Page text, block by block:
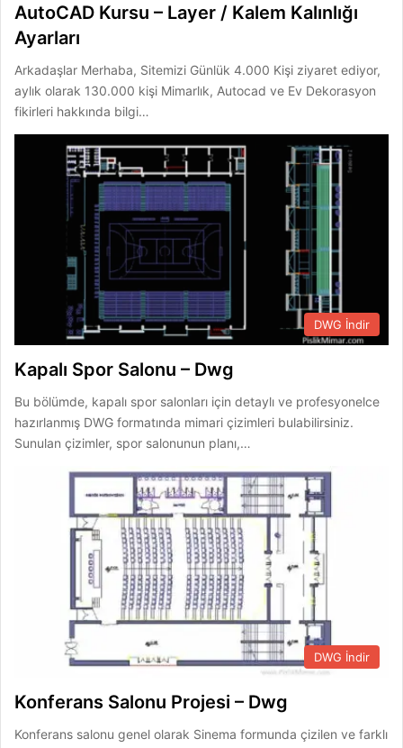
AutoCAD Kursu – Layer / Kalem Kalınlığı
Ayarları
Arkadaşlar Merhaba, Sitemizi Günlük 4.000 Kişi ziyaret ediyor,
aylık olarak 130.000 kişi Mimarlık, Autocad ve Ev Dekorasyon
fikirleri hakkında bilgi…
DWG İndir
Kapalı Spor Salonu – Dwg
Bu bölümde, kapalı spor salonları için detaylı ve profesyonelce
hazırlanmış DWG formatında mimari çizimleri bulabilirsiniz.
Sunulan çizimler, spor salonunun planı,…
DWG İndir
Konferans Salonu Projesi – Dwg
Konferans salonu genel olarak Sinema formunda çizilen ve farklı